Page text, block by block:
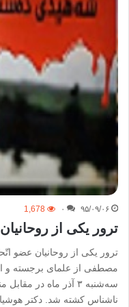
۹۵/۰۹/۰۶ ۰ 1,678
ترور یکی از
ترور یکی از روحانیان عضو
مصطفی از علمای برجسته‌ و
سەشنبە ٣ آذر ماه
ناشناس کشته‌ شد. دکتر